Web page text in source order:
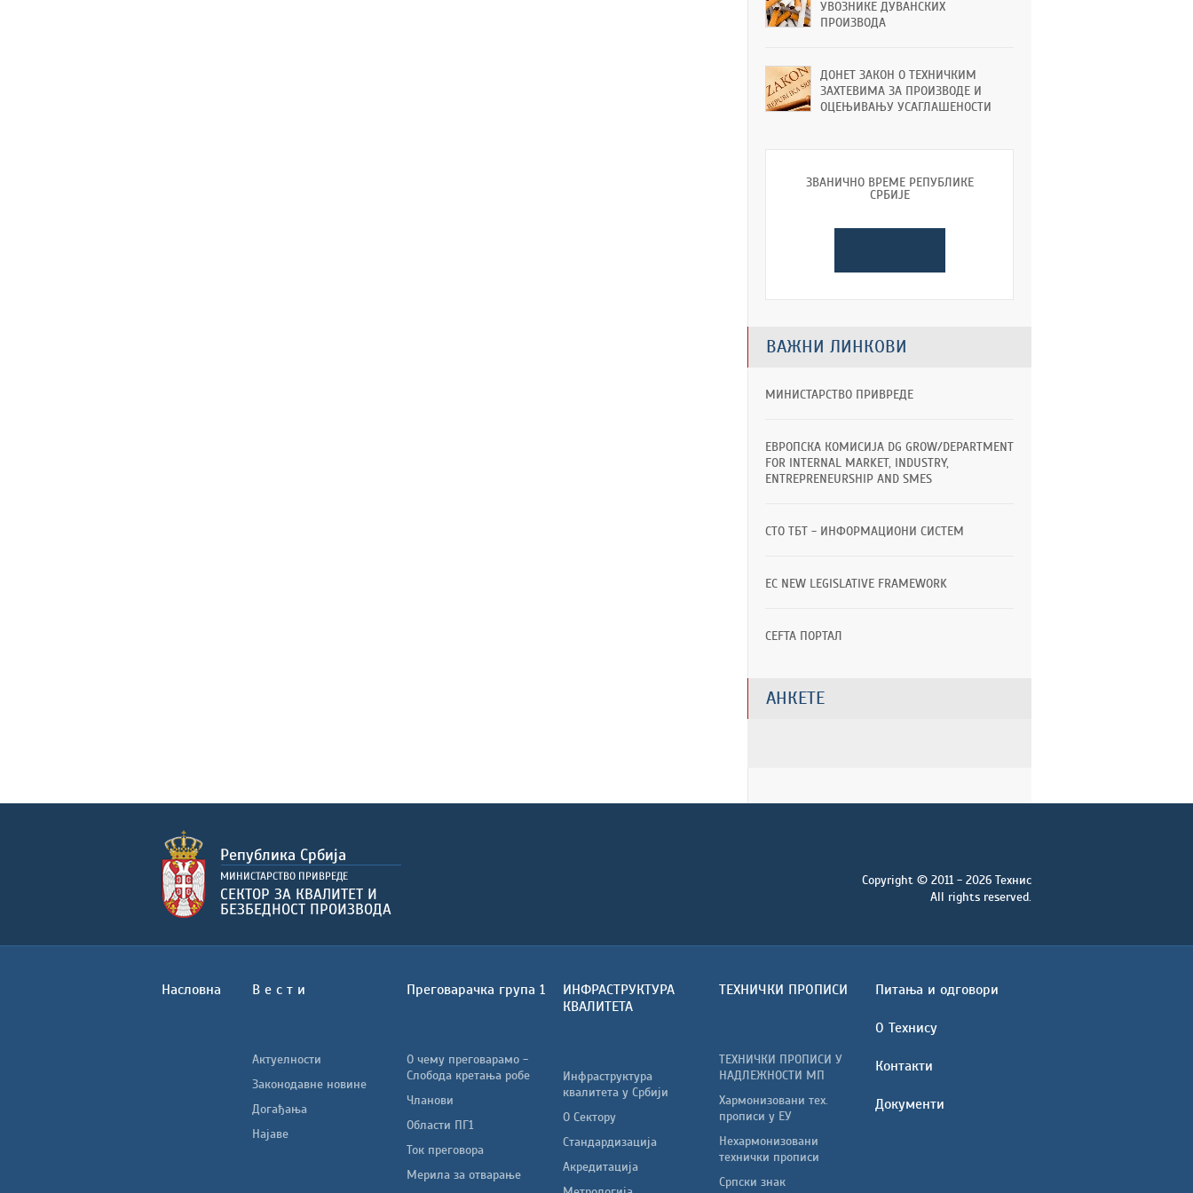
УВОЗНИКЕ ДУВАНСКИХ
ПРОИЗВОДА
ДОНЕТ ЗАКОН О ТЕХНИЧКИМ
ЗАХТЕВИМА ЗА ПРОИЗВОДЕ И
ОЦЕЊИВАЊУ УСАГЛАШЕНОСТИ
ЗВАНИЧНО ВРЕМЕ РЕПУБЛИКЕ
СРБИЈЕ
ВАЖНИ ЛИНКОВИ
МИНИСТАРСТВО ПРИВРЕДЕ
ЕВРОПСКА КОМИСИЈА DG GROW/DEPARTMENT
FOR INTERNAL MARKET, INDUSTRY,
ENTREPRENEURSHIP AND SMES
СТО ТБТ - ИНФОРМАЦИОНИ СИСТЕМ
EC NEW LEGISLATIVE FRAMEWORK
CEFTA ПОРТАЛ
АНКЕТЕ
Copyright © 2011 - 2026 Технис
All rights reserved.
Насловна В е с т и
Актуелности
Законодавне новине
Догађања
Најаве
Преговарачка група 1
О чему преговарамо -
Слобода кретања робе
Чланови
Области ПГ1
Ток преговора
Мерила за отварање
ИНФРАСТРУКТУРА
КВАЛИТЕТА
Инфраструктура
квалитета у Србији
О Сектору
Стандардизација
Акредитација
ТЕХНИЧКИ ПРОПИСИ
ТЕХНИЧКИ ПРОПИСИ У
НАДЛЕЖНОСТИ МП
Хармонизовани тех.
прописи у ЕУ
Нехармонизовани
технички прописи
Српски знак
Питања и одговори
О Технису
Контакти
Документи